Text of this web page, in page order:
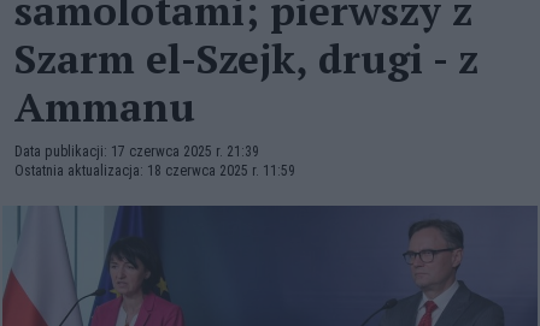
Szarm el-Szejk, drugi - z
Ammanu
Data publikacji: 17 czerwca 2025 r. 21:39
Ostatnia aktualizacja: 18 czerwca 2025 r. 11:59